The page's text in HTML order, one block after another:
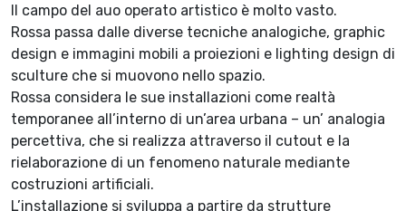
Il campo del auo operato artistico è molto vasto.
Rossa passa dalle diverse tecniche analogiche, graphic
design e immagini mobili a proiezioni e lighting design di
sculture che si muovono nello spazio.
Rossa considera le sue installazioni come realtà
temporanee all’interno di un’area urbana – un’ analogia
percettiva, che si realizza attraverso il cutout e la
rielaborazione di un fenomeno naturale mediante
costruzioni artificiali.
L’installazione si sviluppa a partire da strutture